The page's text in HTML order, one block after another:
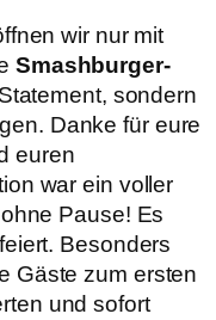
wir nur mit
Smashburger-
sondern
Danke für eure
euren
war ein voller
Pause! Es
Besonders
Gäste zum ersten
und sofort